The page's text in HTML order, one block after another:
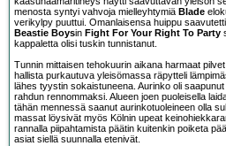
menosta syntyi vahvoja mielleyhtymiä Blade
verikylpy puuttui. Omanlaisensa huippu
Beastie Boysin Fight For Your Right To Party
kappaletta olisi tuskin tunnistanut.
Tunnin mittaisen tehokuurin aikana harmaat
hallista purkautuva yleisömassa räpytteli
lähes tyystin sokaistuneena. Aurinko oli
rahdun rennommaksi. Alueen joen puoleisella
tähän mennessä saanut aurinkotuoleineen olla
massat löysivät myös Kölnin upeat
rannalla piipahtamista päätin kuitenkin poiketa
asiat siellä suunnalla etenivät.